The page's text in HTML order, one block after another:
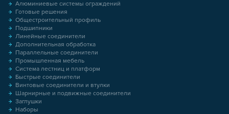
Алюминиевые системы ограждений
Готовые решения
Общестроительный профиль
Подшипники
Линейные соединители
Дополнительная обработка
Параллельные соединители
Промышленная мебель
Система лестниц и платформ
Быстрые соединители
Винтовые соединители и втулки
Шарнирные и подвижные соединители
Заглушки
Наборы